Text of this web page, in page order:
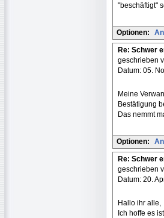
"beschäftigt"
Optionen:
Re: Schwer
geschrieben
Datum: 05.
Meine
Bestätigung
Das nemmt
Optionen:
Re: Schwer
geschrieben
Datum: 20.
Hallo ihr alle,
Ich hoffe es